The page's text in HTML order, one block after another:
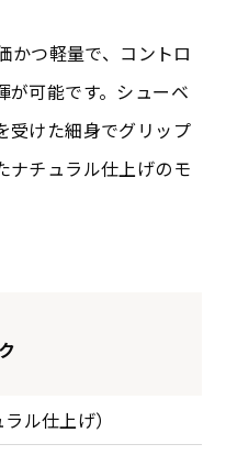
かつ軽量で、コントロ
が可能です。シューベ
受けた細身でグリップ
ナチュラル仕上げのモ
ル仕上げ）